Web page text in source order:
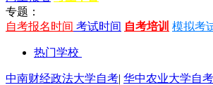
专题：
自考报名时间 考试时间 自考培训 模拟考
热门学校
中南财经政法大学自考| 华中农业大学自考